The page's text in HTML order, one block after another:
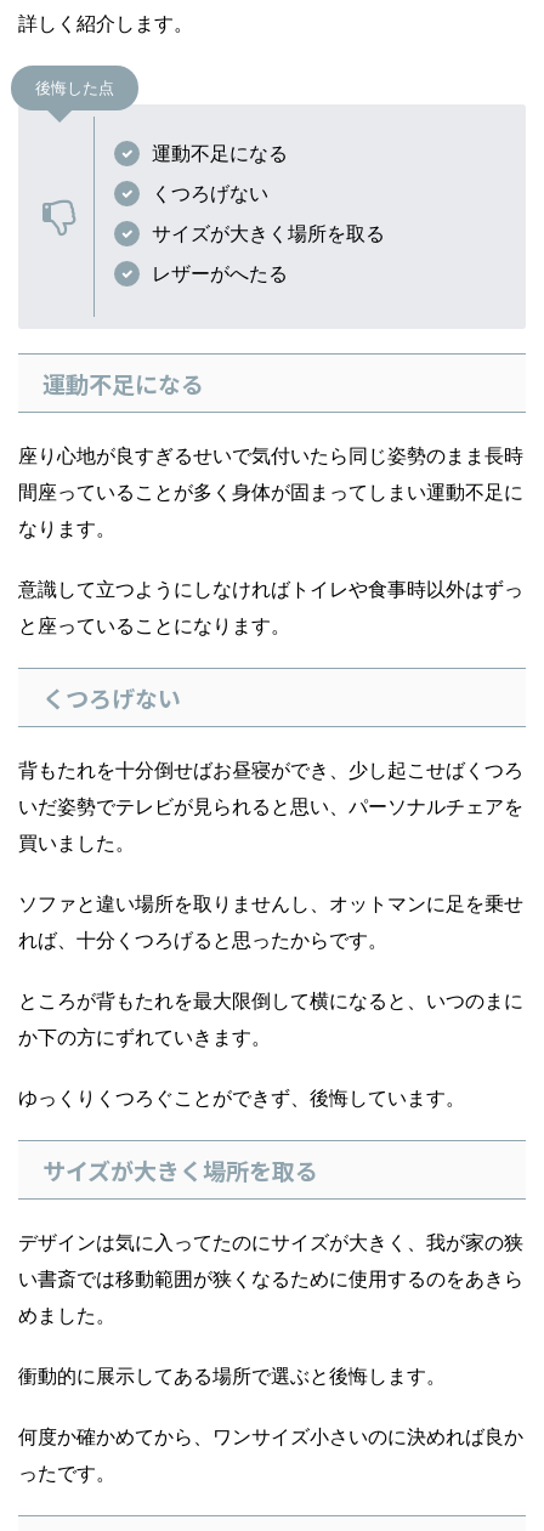
詳しく紹介します。
後悔した点
運動不足になる
くつろげない
サイズが大きく場所を取る
レザーがへたる
運動不足になる
座り心地が良すぎるせいで気付いたら同じ姿勢のまま長時
間座っていることが多く身体が固まってしまい運動不足に
なります。
意識して立つようにしなければトイレや食事時以外はずっ
と座っていることになります。
くつろげない
背もたれを十分倒せばお昼寝ができ、少し起こせばくつろ
いだ姿勢でテレビが見られると思い、パーソナルチェアを
買いました。
ソファと違い場所を取りませんし、オットマンに足を乗せ
れば、十分くつろげると思ったからです。
ところが背もたれを最大限倒して横になると、いつのまに
か下の方にずれていきます。
ゆっくりくつろぐことができず、後悔しています。
サイズが大きく場所を取る
デザインは気に入ってたのにサイズが大きく、我が家の狭
い書斎では移動範囲が狭くなるために使用するのをあきら
めました。
衝動的に展示してある場所で選ぶと後悔します。
何度か確かめてから、ワンサイズ小さいのに決めれば良か
ったです。